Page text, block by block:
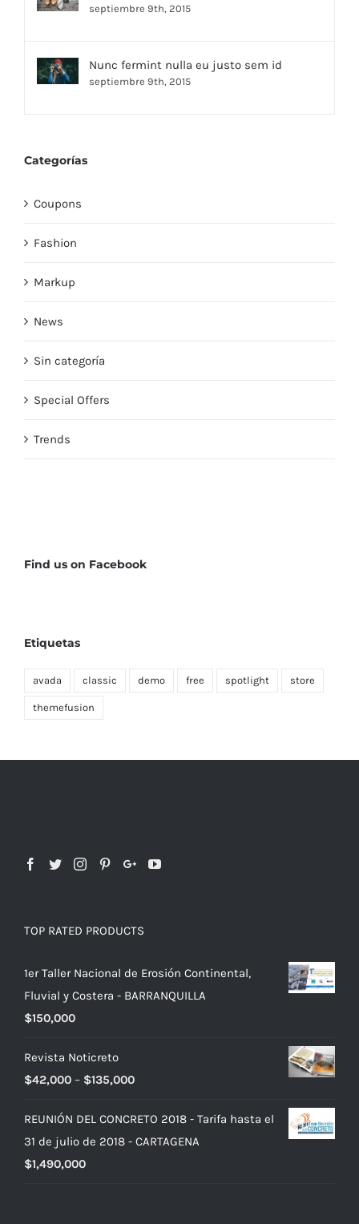
septiembre 9th, 2015
Nunc fermint nulla eu justo sem id
septiembre 9th, 2015
Categorías
Coupons
Fashion
Markup
News
Sin categoría
Special Offers
Trends
Find us on Facebook
Etiquetas
avada classic demo free spotlight store
themefusion
TOP RATED PRODUCTS
1er Taller Nacional de Erosión Continental,
Fluvial y Costera - BARRANQUILLA
$150,000
Revista Noticreto
$42,000 – $135,000
REUNIÓN DEL CONCRETO 2018 - Tarifa hasta el
31 de julio de 2018 - CARTAGENA
$1,490,000